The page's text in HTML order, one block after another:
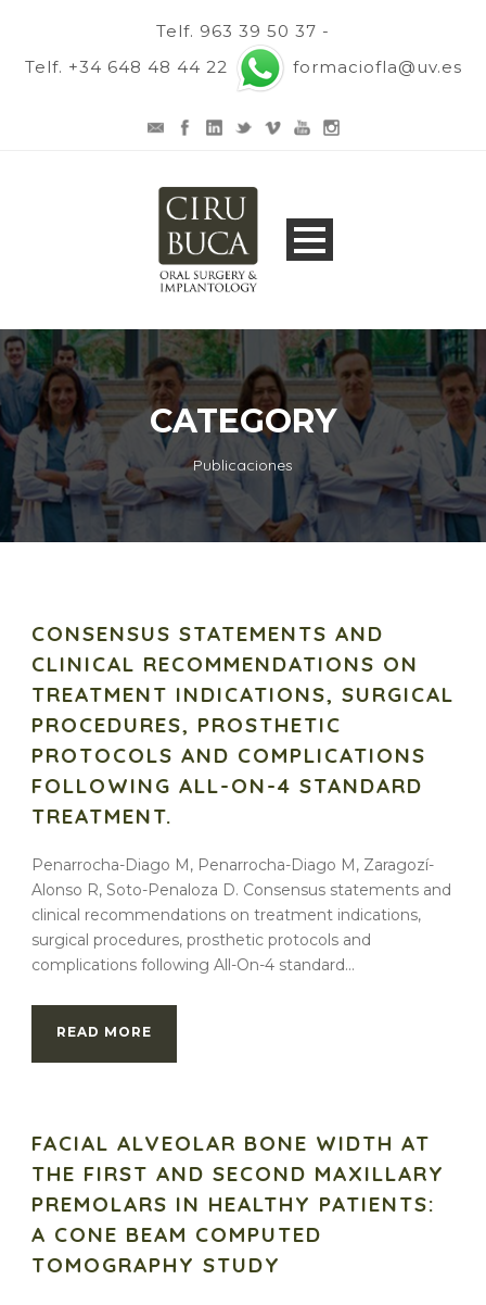
Telf. 963 39 50 37 -
Telf. +34 648 48 44 22
formaciofla@uv.es
CATEGORY
Publicaciones
CONSENSUS STATEMENTS AND
CLINICAL RECOMMENDATIONS ON
TREATMENT INDICATIONS, SURGICAL
PROCEDURES, PROSTHETIC
PROTOCOLS AND COMPLICATIONS
FOLLOWING ALL-ON-4 STANDARD
TREATMENT.
Penarrocha-Diago M, Penarrocha-Diago M, Zaragozí-
Alonso R, Soto-Penaloza D. Consensus statements and
clinical recommendations on treatment indications,
surgical procedures, prosthetic protocols and
complications following All-On-4 standard...
READ MORE
FACIAL ALVEOLAR BONE WIDTH AT
THE FIRST AND SECOND MAXILLARY
PREMOLARS IN HEALTHY PATIENTS:
A CONE BEAM COMPUTED
TOMOGRAPHY STUDY